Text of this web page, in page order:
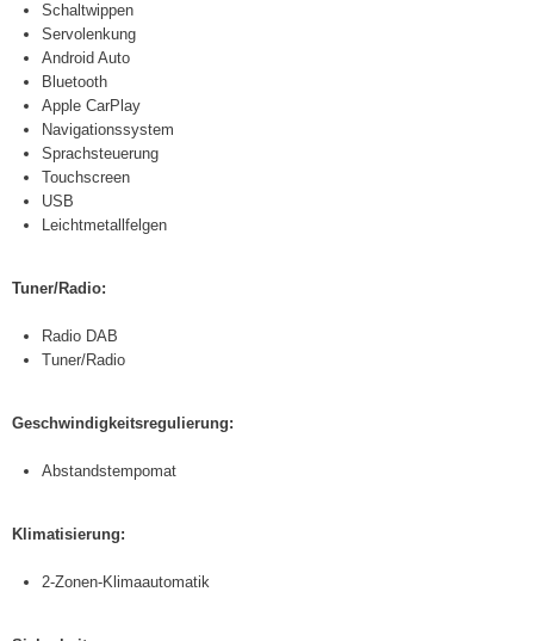
Schaltwippen
Servolenkung
Android Auto
Bluetooth
Apple CarPlay
Navigationssystem
Sprachsteuerung
Touchscreen
USB
Leichtmetallfelgen
Tuner/Radio:
Radio DAB
Tuner/Radio
Geschwindigkeitsregulierung:
Abstandstempomat
Klimatisierung:
2-Zonen-Klimaautomatik